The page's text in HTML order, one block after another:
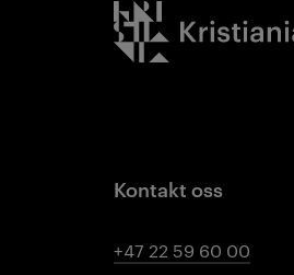
Kristiania logo
Kontakt oss
+47 22 59 60 00